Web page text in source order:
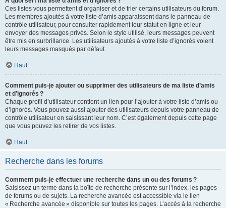
Ces listes vous permettent d’organiser et de trier certains utilisateurs du forum.
Les membres ajoutés à votre liste d’amis apparaissent dans le panneau de
contrôle utilisateur, pour consulter rapidement leur statut en ligne et leur
envoyer des messages privés. Selon le style utilisé, leurs messages peuvent
être mis en surbrillance. Les utilisateurs ajoutés à votre liste d’ignorés voient
leurs messages masqués par défaut.
Haut
Comment puis-je ajouter ou supprimer des utilisateurs de ma liste d’amis
et d’ignorés ?
Chaque profil d’utilisateur contient un lien pour l’ajouter à votre liste d’amis ou
d’ignorés. Vous pouvez aussi ajouter des utilisateurs depuis votre panneau de
contrôle utilisateur en saisissant leur nom. C’est également depuis cette page
que vous pouvez les retirer de vos listes.
Haut
Recherche dans les forums
Comment puis-je effectuer une recherche dans un ou des forums ?
Saisissez un terme dans la boîte de recherche présente sur l’index, les pages
de forums ou de sujets. La recherche avancée est accessible via le lien
« Recherche avancée » disponible sur toutes les pages. L’accès à la recherche